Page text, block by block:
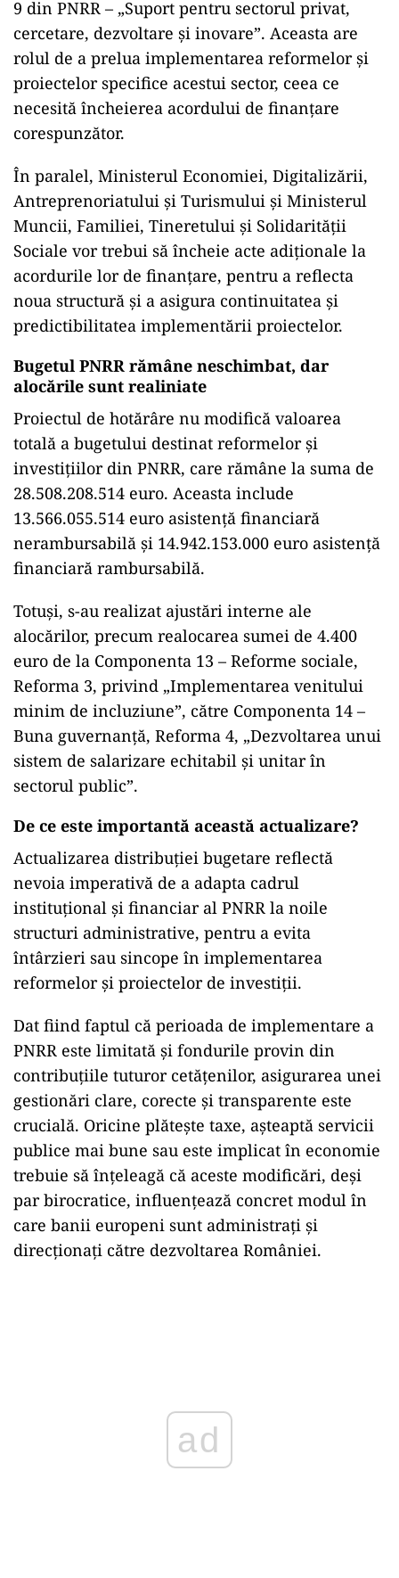
9 din PNRR – „Suport pentru sectorul privat,
cercetare, dezvoltare și inovare”. Aceasta are
rolul de a prelua implementarea reformelor și
proiectelor specifice acestui sector, ceea ce
necesită încheierea acordului de finanțare
corespunzător.
În paralel, Ministerul Economiei, Digitalizării,
Antreprenoriatului și Turismului și Ministerul
Muncii, Familiei, Tineretului și Solidarității
Sociale vor trebui să încheie acte adiționale la
acordurile lor de finanțare, pentru a reflecta
noua structură și a asigura continuitatea și
predictibilitatea implementării proiectelor.
Bugetul PNRR rămâne neschimbat, dar
alocările sunt realiniate
Proiectul de hotărâre nu modifică valoarea
totală a bugetului destinat reformelor și
investițiilor din PNRR, care rămâne la suma de
28.508.208.514 euro. Aceasta include
13.566.055.514 euro asistență financiară
nerambursabilă și 14.942.153.000 euro asistență
financiară rambursabilă.
Totuși, s-au realizat ajustări interne ale
alocărilor, precum realocarea sumei de 4.400
euro de la Componenta 13 – Reforme sociale,
Reforma 3, privind „Implementarea venitului
minim de incluziune”, către Componenta 14 –
Buna guvernanță, Reforma 4, „Dezvoltarea unui
sistem de salarizare echitabil și unitar în
sectorul public”.
De ce este importantă această actualizare?
Actualizarea distribuției bugetare reflectă
nevoia imperativă de a adapta cadrul
instituțional și financiar al PNRR la noile
structuri administrative, pentru a evita
întârzieri sau sincope în implementarea
reformelor și proiectelor de investiții.
Dat fiind faptul că perioada de implementare a
PNRR este limitată și fondurile provin din
contribuțiile tuturor cetățenilor, asigurarea unei
gestionări clare, corecte și transparente este
crucială. Oricine plătește taxe, așteaptă servicii
publice mai bune sau este implicat în economie
trebuie să înțeleagă că aceste modificări, deși
par birocratice, influențează concret modul în
care banii europeni sunt administrați și
direcționați către dezvoltarea României.
ad